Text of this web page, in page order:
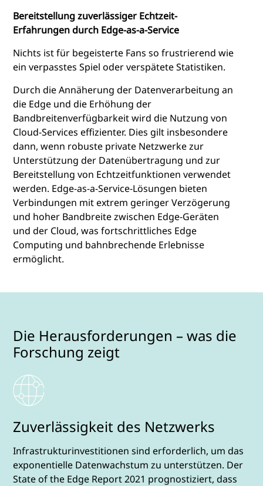
Bereitstellung zuverlässiger Echtzeit-
Erfahrungen durch Edge-as-a-Service
Nichts ist für begeisterte Fans so frustrierend wie
ein verpasstes Spiel oder verspätete Statistiken.
Durch die Annäherung der Datenverarbeitung an
die Edge und die Erhöhung der
Bandbreitenverfügbarkeit wird die Nutzung von
Cloud-Services effizienter. Dies gilt insbesondere
dann, wenn robuste private Netzwerke zur
Unterstützung der Datenübertragung und zur
Bereitstellung von Echtzeitfunktionen verwendet
werden. Edge-as-a-Service-Lösungen bieten
Verbindungen mit extrem geringer Verzögerung
und hoher Bandbreite zwischen Edge-Geräten
und der Cloud, was fortschrittliches Edge
Computing und bahnbrechende Erlebnisse
ermöglicht.
Die Herausforderungen – was die
Forschung zeigt
Zuverlässigkeit des Netzwerks
Infrastrukturinvestitionen sind erforderlich, um das
exponentielle Datenwachstum zu unterstützen. Der
State of the Edge Report 2021 prognostiziert, dass